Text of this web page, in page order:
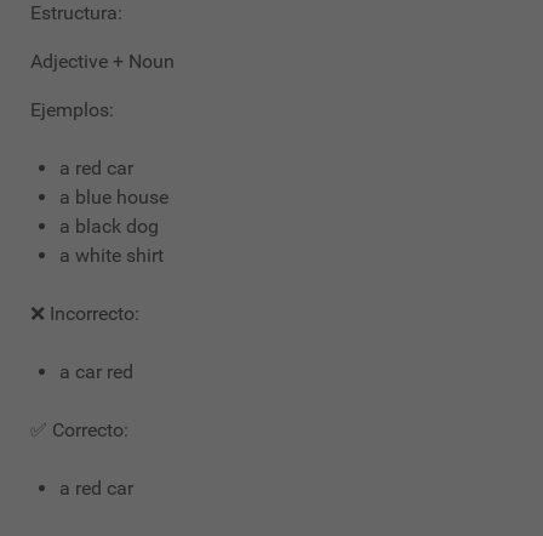
Estructura:
Adjective + Noun
Ejemplos:
a red car
a blue house
a black dog
a white shirt
❌ Incorrecto:
a car red
✅ Correcto:
a red car